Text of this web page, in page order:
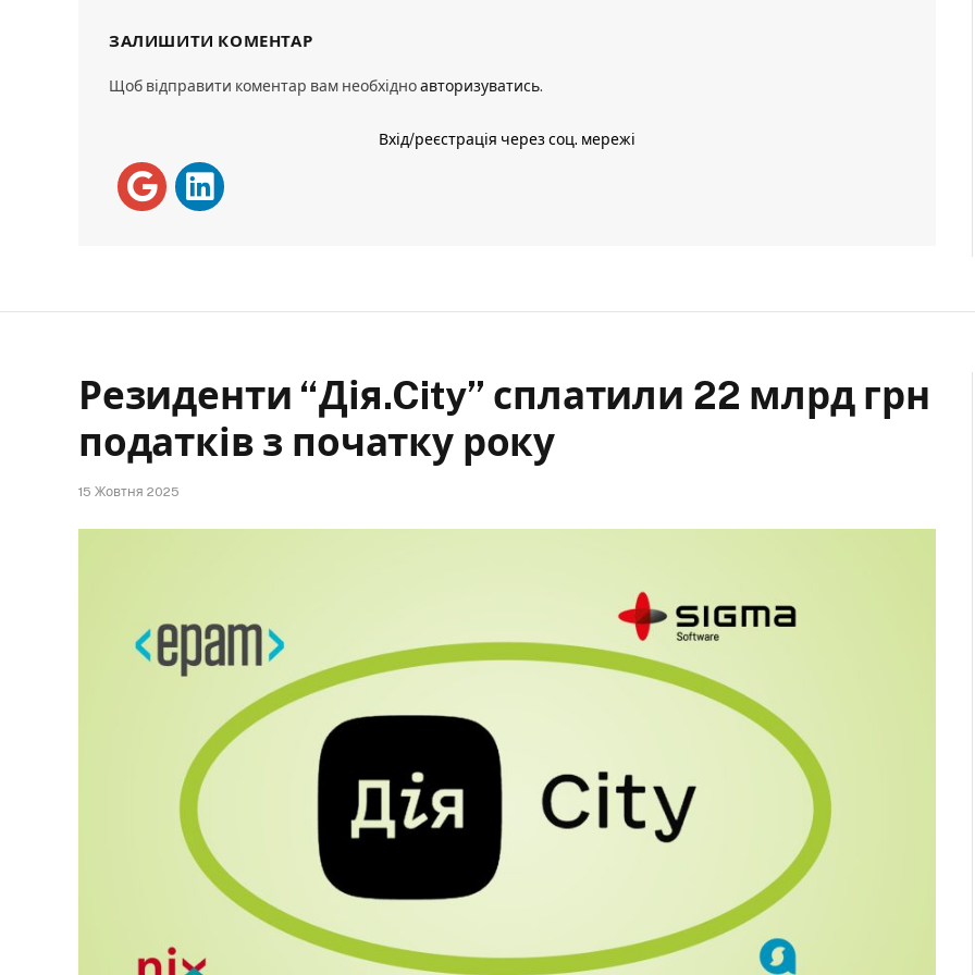
ЗАЛИШИТИ КОМЕНТАР
Щоб відправити коментар вам необхідноавторизуватись.
Вхід/реєстрація через соц. мережі
Резиденти “Дія.City” сплатили 22 млрд грн
податків з початку року
15 Жовтня 2025